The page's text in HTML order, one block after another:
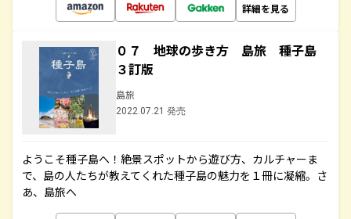
詳細を見る
０７ 地球の歩き方 島旅 種子島
３訂版
島旅
2022.07.21 発売
ようこそ種子島へ！絶景スポットから遊び方、カルチャーま
で、島の人たちが教えてくれた種子島の魅力を１冊に凝縮。さ
あ、島旅へ